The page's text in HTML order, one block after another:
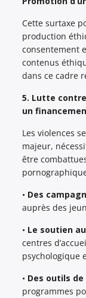
Cette surtaxe
production
consentement
contenus
dans ce cadre
5. Lutte
un
Les violences
majeur,
être
• Des
auprès des
• Le soutien
centres
psychologique
• Des outils
programmes